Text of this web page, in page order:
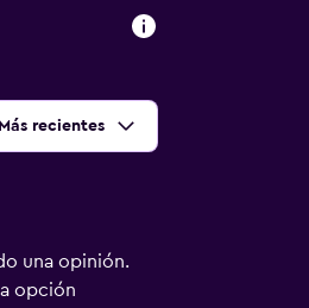
Ordenar por:
Más recientes
una opinión.
opción